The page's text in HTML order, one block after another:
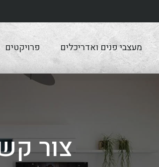
מעצבי פנים ואדריכלים פרויקטים
צור